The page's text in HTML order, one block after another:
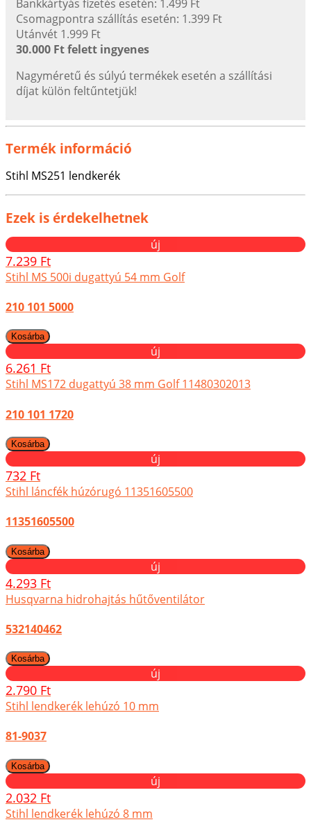
Bankkártyás fizetés esetén: 1.499 Ft
Csomagpontra szállítás esetén: 1.399 Ft
Utánvét 1.999 Ft
30.000 Ft felett ingyenes
Nagyméretű és súlyú termékek esetén a szállítási
díjat külön feltűntetjük!
Termék információ
Stihl MS251 lendkerék
Ezek is érdekelhetnek
új
7.239 Ft
Stihl MS 500i dugattyú 54 mm Golf
210 101 5000
új
6.261 Ft
Stihl MS172 dugattyú 38 mm Golf 11480302013
210 101 1720
új
732 Ft
Stihl láncfék húzórugó 11351605500
11351605500
új
4.293 Ft
Husqvarna hidrohajtás hűtőventilátor
532140462
új
2.790 Ft
Stihl lendkerék lehúzó 10 mm
81-9037
új
2.032 Ft
Stihl lendkerék lehúzó 8 mm